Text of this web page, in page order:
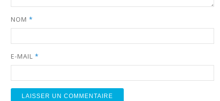
NOM*
E-MAIL*